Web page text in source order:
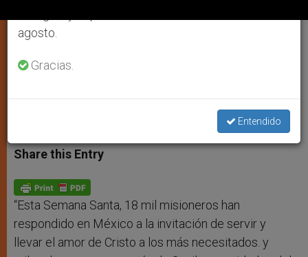
su labor durante Semana Santa tras
haber atendido a más de 2 mil
comunidades en varias partes del paí­s
t
s
p
p
s
e
g
e
r
e
b
o
k
t r
Share this Entry
“Esta Semana Santa, 18 mil misioneros han
respondido en México a la invitación de servir y
llevar el amor de Cristo a los más necesitados. y
agosto.
Gracias.
Entendido